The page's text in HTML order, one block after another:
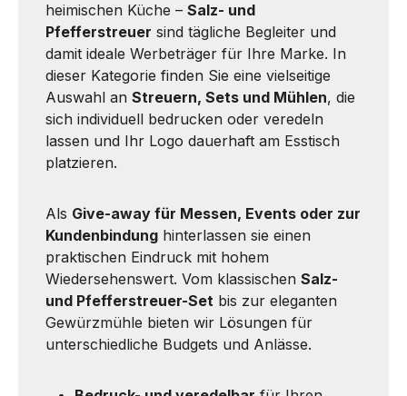
heimischen Küche – Salz- und
Pfefferstreuer sind tägliche Begleiter und
damit ideale Werbeträger für Ihre Marke. In
dieser Kategorie finden Sie eine vielseitige
Auswahl an Streuern, Sets und Mühlen, die
sich individuell bedrucken oder veredeln
lassen und Ihr Logo dauerhaft am Esstisch
platzieren.
Als Give-away für Messen, Events oder zur
Kundenbindung hinterlassen sie einen
praktischen Eindruck mit hohem
Wiedersehenswert. Vom klassischen Salz-
und Pfefferstreuer-Set bis zur eleganten
Gewürzmühle bieten wir Lösungen für
unterschiedliche Budgets und Anlässe.